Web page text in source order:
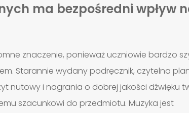
ma bezpośredni wpływ
znaczenie, ponieważ uczniowie bardzo
Starannie wydany podręcznik, czytelna
nutowy i nagrania o dobrej jakości dźwięku
szacunkowi do przedmiotu. Muzyka jest